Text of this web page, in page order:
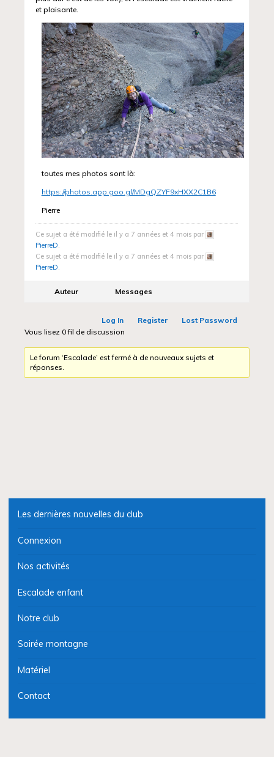
et plaisante.
toutes mes photos sont là:
https://photos.app.goo.gl/MDgQZYF9xHXX2C1B6
Pierre
Ce sujet a été modifié le il y a 7 années et 4 mois par
PierreD.
Ce sujet a été modifié le il y a 7 années et 4 mois par
PierreD.
Auteur Messages
Log In Register
Lost Password
Vous lisez 0 fil de discussion
Le forum ‘Escalade’ est fermé à de nouveaux sujets et
réponses.
Les dernières nouvelles du club
Connexion
Nos activités
Escalade enfant
Notre club
Soirée montagne
Matériel
Contact